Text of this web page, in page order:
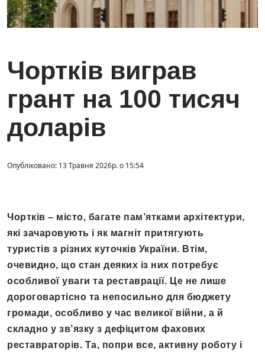
Чортків виграв
грант на 100 тисяч
доларів
Опубліковано: 13 Травня 2026р. о 15:54
Чортків – місто, багате пам’ятками архітектури,
які зачаровують і як магніт притягують
туристів з різних куточків України. Втім,
очевидно, що стан деяких із них потребує
особливої уваги та реставрації. Це не лише
дороговартісно та непосильно для бюджету
громади, особливо у час великої війни, а й
складно у зв’язку з дефіцитом фахових
реставраторів. Та, попри все, активну роботу і